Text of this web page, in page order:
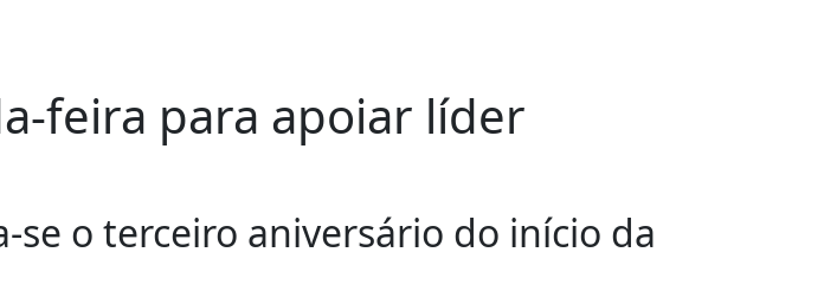
feira para apoiar líder
se o terceiro aniversário do início da